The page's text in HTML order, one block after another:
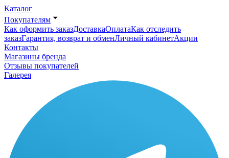
Каталог
Покупателям
Как оформить заказДоставкаОплатаКак отследить
заказГарантия, возврат и обменЛичный кабинетАкции
Контакты
Магазины бренда
Отзывы покупателей
Галерея